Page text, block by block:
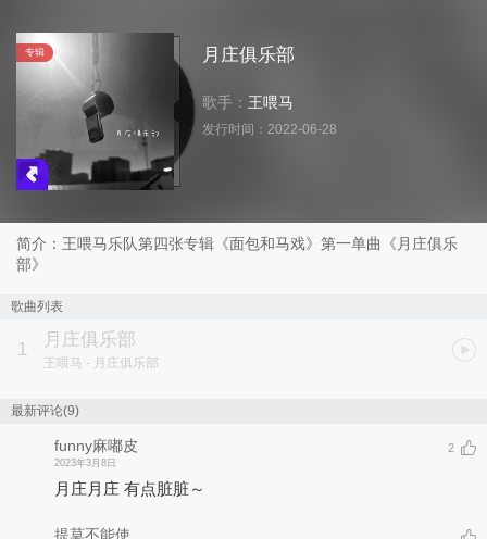
专辑 月庄俱乐部
歌手： 王喂马
发行时间： 2022-06-28
简介：王喂马乐队第四张专辑《面包和马戏》第一单曲《月庄俱乐
部》
歌曲列表
1 月庄俱乐部
王喂马 - 月庄俱乐部
最新评论(9)
funny麻嘟皮
2023年3月8日
2
月庄月庄 有点脏脏～
提莫不能使